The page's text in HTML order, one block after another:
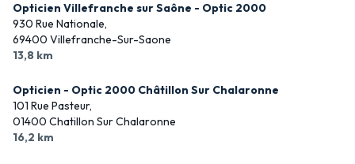
Opticien Villefranche sur Saône - Optic 2000
930 Rue Nationale,
69400 Villefranche-Sur-Saone
13,8 km
Opticien - Optic 2000 Châtillon Sur Chalaronne
101 Rue Pasteur,
01400 Chatillon Sur Chalaronne
16,2 km